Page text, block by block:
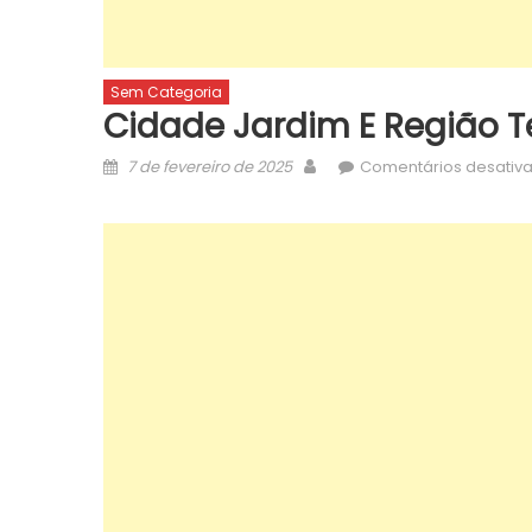
Sem Categoria
Cidade Jardim E Região
Posted
7 de fevereiro de 2025 AuthorComentários